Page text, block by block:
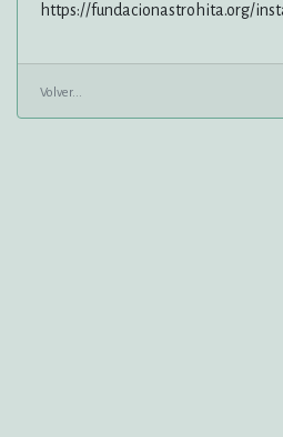
https://fundacionastrohita.org/
Volver...